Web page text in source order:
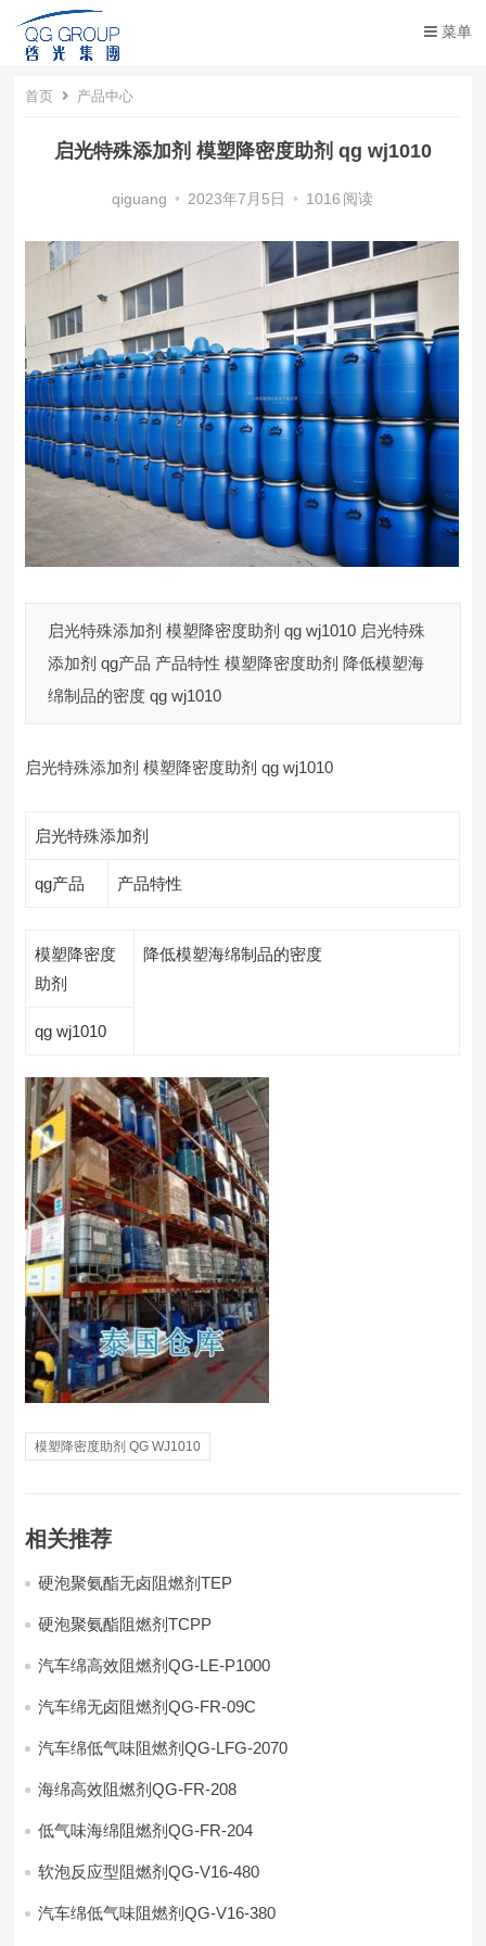
菜单
首页 产品中心
启光特殊添加剂 模塑降密度助剂 qg wj1010
qiguang • 2023年7月5日 • 1016 阅读
启光特殊添加剂 模塑降密度助剂 qg wj1010 启光特殊
添加剂 qg产品 产品特性 模塑降密度助剂 降低模塑海
绵制品的密度 qg wj1010
启光特殊添加剂 模塑降密度助剂 qg wj1010
启光特殊添加剂
qg产品 产品特性
模塑降密度
助剂
降低模塑海绵制品的密度
qg wj1010
模塑降密度助剂 QG WJ1010
相关推荐
硬泡聚氨酯无卤阻燃剂TEP
硬泡聚氨酯阻燃剂TCPP
汽车绵高效阻燃剂QG-LE-P1000
汽车绵无卤阻燃剂QG-FR-09C
汽车绵低气味阻燃剂QG-LFG-2070
海绵高效阻燃剂QG-FR-208
低气味海绵阻燃剂QG-FR-204
软泡反应型阻燃剂QG-V16-480
汽车绵低气味阻燃剂QG-V16-380